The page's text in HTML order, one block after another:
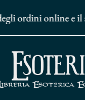
ordini online e